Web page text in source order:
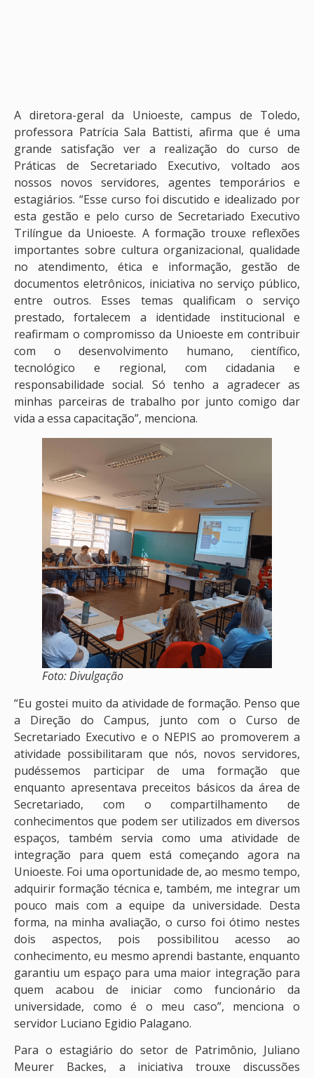
A diretora-geral da Unioeste, campus de Toledo,
professora Patrícia Sala Battisti, afirma que é uma
grande satisfação ver a realização do curso de
Práticas de Secretariado Executivo, voltado aos
nossos novos servidores, agentes temporários e
estagiários. “Esse curso foi discutido e idealizado por
esta gestão e pelo curso de Secretariado Executivo
Trilíngue da Unioeste. A formação trouxe reflexões
importantes sobre cultura organizacional, qualidade
no atendimento, ética e informação, gestão de
documentos eletrônicos, iniciativa no serviço público,
entre outros. Esses temas qualificam o serviço
prestado, fortalecem a identidade institucional e
reafirmam o compromisso da Unioeste em contribuir
com o desenvolvimento humano, científico,
tecnológico e regional, com cidadania e
responsabilidade social. Só tenho a agradecer as
minhas parceiras de trabalho por junto comigo dar
vida a essa capacitação”, menciona.
Foto: Divulgação
“Eu gostei muito da atividade de formação. Penso que
a Direção do Campus, junto com o Curso de
Secretariado Executivo e o NEPIS ao promoverem a
atividade possibilitaram que nós, novos servidores,
pudéssemos participar de uma formação que
enquanto apresentava preceitos básicos da área de
Secretariado, com o compartilhamento de
conhecimentos que podem ser utilizados em diversos
espaços, também servia como uma atividade de
integração para quem está começando agora na
Unioeste. Foi uma oportunidade de, ao mesmo tempo,
adquirir formação técnica e, também, me integrar um
pouco mais com a equipe da universidade. Desta
forma, na minha avaliação, o curso foi ótimo nestes
dois aspectos, pois possibilitou acesso ao
conhecimento, eu mesmo aprendi bastante, enquanto
garantiu um espaço para uma maior integração para
quem acabou de iniciar como funcionário da
universidade, como é o meu caso”, menciona o
servidor Luciano Egidio Palagano.
Para o estagiário do setor de Patrimônio, Juliano
Meurer Backes, a iniciativa trouxe discussões